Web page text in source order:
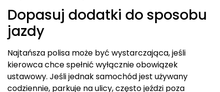
Dopasuj dodatki do sposobu
jazdy
Najtańsza polisa może być wystarczająca, jeśli
kierowca chce spełnić wyłącznie obowiązek
ustawowy. Jeśli jednak samochód jest używany
codziennie, parkuje na ulicy, często jeździ poza